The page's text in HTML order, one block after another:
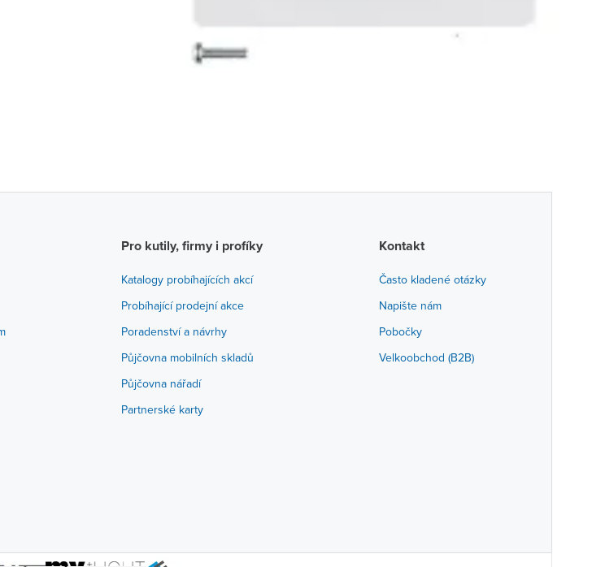
Pro kutily, firmy i profíky
Katalogy probíhajících akcí
Probíhající prodejní akce
Poradenství a návrhy
Půjčovna mobilních skladů
Půjčovna nářadí
Partnerské karty
Kontakt
Často kladené otázky
Napište nám
Pobočky
Velkoobchod (B2B)